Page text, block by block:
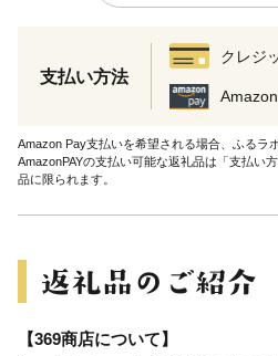
支払い方法
クレジ
Amazon Pay支払いを希望される場合、ふるラ
AmazonPAYの支払い可能な返礼品は「支払い
品に限られます。
【369商店について】